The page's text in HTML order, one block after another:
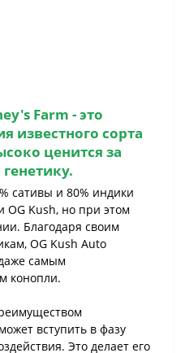
Farm - это
известного сорта
ценится за
сативы и 80% индики
OG Kush, но при этом
Благодаря своим
OG Kush Auto
самым
конопли.
вступить в фазу
Это делает его